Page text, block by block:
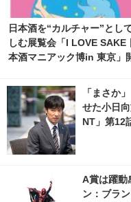
日本酒を“カルチャー”とし
しむ展覧会「I LOVE SAKE
本酒マニアック博in 東京」
「まさか
せた小日
NT」第12
A賞は躍動
ン：ブラ